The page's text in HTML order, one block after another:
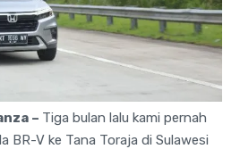
– Tiga bulan lalu kami pernah
BR-V ke Tana Toraja di Sulawesi